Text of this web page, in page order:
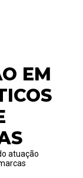
EM
atuação